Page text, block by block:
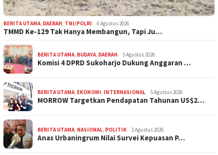
BERITA UTAMA DAERAH TNI/POLRI 6 Agustus 2026
TMMD Ke-129 Tak Hanya Membangun, Tapi Ju…
BERITA UTAMA BUDAYA DAERAH 5 Agustus 2026
Komisi 4 DPRD Sukoharjo Dukung Anggaran …
BERITA UTAMA EKONOMI INTERNASIONAL 5 Agustus 2026
MORROW Targetkan Pendapatan Tahunan US$2…
BERITA UTAMA NASIONAL POLITIK 2 Agustus 2026
Anas Urbaningrum Nilai Survei Kepuasan P…